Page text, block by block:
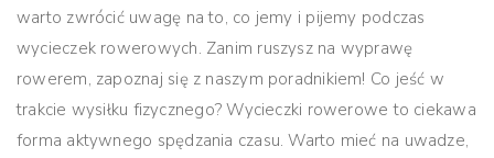
warto zwrócić uwagę na to, co jemy i pijemy podczas
wycieczek rowerowych. Zanim ruszysz na wyprawę
rowerem, zapoznaj się z naszym poradnikiem! Co jeść w
trakcie wysiłku fizycznego? Wycieczki rowerowe to ciekawa
forma aktywnego spędzania czasu. Warto mieć na uwadze,